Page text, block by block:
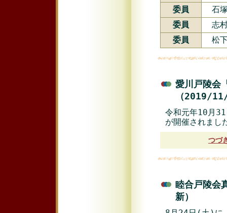
委員
石
委員
志
委員
松
愛川戸陵会
（2019/
令和元年10月
が開催されまし
つづ
睦合戸陵会
新）